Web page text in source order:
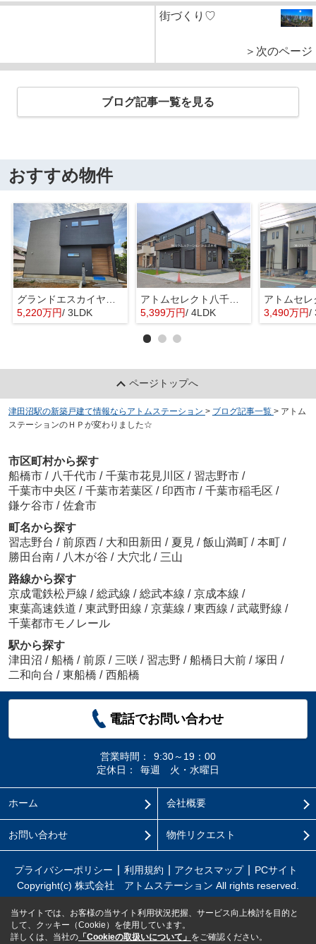
街づくり♡
＞次のページ
ブログ記事一覧を見る
おすすめ物件
5,220万円/ 3LDK
アトムセレクト八千代市大和田新田２期１号棟
5,399万円/ 4LDK 3,490万円/
ページトップへ
津田沼駅の新築戸建て情報ならアトムステーション > ブログ記事一覧 > アトム
ステーションのＨＰが変わりました☆
市区町村から探す
船橋市 / 八千代市 / 千葉市花見川区 / 習志野市 /
千葉市中央区 / 千葉市若葉区 / 印西市 / 千葉市稲毛区 /
鎌ケ谷市 / 佐倉市
町名から探す
習志野台 / 前原西 / 大和田新田 / 夏見 / 飯山満町 / 本町 /
勝田台南 / 八木が谷 / 大穴北 / 三山
路線から探す
京成電鉄松戸線 / 総武線 / 総武本線 / 京成本線 /
東葉高速鉄道 / 東武野田線 / 京葉線 / 東西線 / 武蔵野線 /
千葉都市モノレール
駅から探す
津田沼 / 船橋 / 前原 / 三咲 / 習志野 / 船橋日大前 / 塚田 /
二和向台 / 東船橋 / 西船橋
電話でお問い合わせ
営業時間：
9:30～19：00
定休日：
毎週 火・水曜日
ホーム 会社概要
お問い合わせ 物件リクエスト
プライバシーポリシー 利用規約 アクセスマップ
PCサイト
Copyright(c) 株式会社 アトムステーション All rights reserved.
当サイトでは、お客様の当サイト利用状況把握、サービス向上検討を目的と
して、クッキー（Cookie）を使用しています。
詳しくは、当社の 「Cookieの取扱いについて」 をご確認ください。